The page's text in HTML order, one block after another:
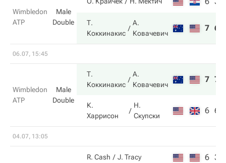
Wimbledon
ATP
Male
Double
Т.
Коккинакис
А.
Ковачевич
7 6
06.07, 15:45
Wimbledon
ATP
Male
Double
Т.
Коккинакис
А.
Ковачевич
7 7
К.
Харрисон
Н.
Скупски
6 6
04.07, 13:05
R. Cash J. Tracy 6 3